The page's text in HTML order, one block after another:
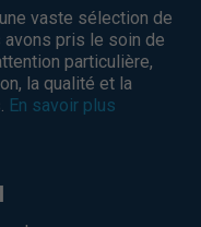
vaste sélection de
pris le soin de
particulière,
la qualité et la
En savoir plus